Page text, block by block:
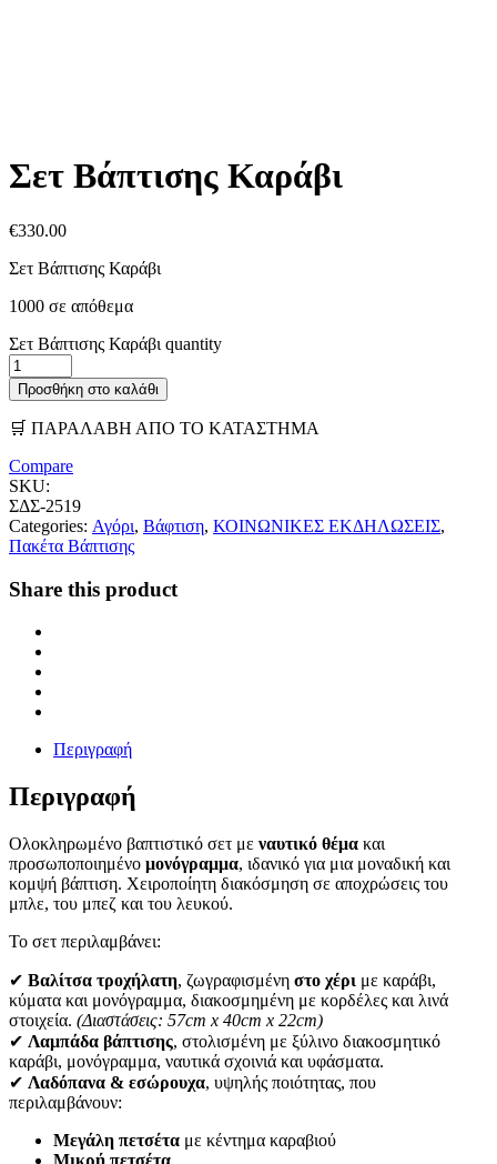
Σετ Βάπτισης Καράβι
€330.00
Σετ Βάπτισης Καράβι
1000 σε απόθεμα
Σετ Βάπτισης Καράβι quantity
Προσθήκη στο καλάθι
🛒 ΠΑΡΑΛΑΒΗ ΑΠΟ ΤΟ ΚΑΤΑΣΤΗΜΑ
Compare
SKU:
ΣΔΣ-2519
Categories: Αγόρι, Βάφτιση, ΚΟΙΝΩΝΙΚΕΣ ΕΚΔΗΛΩΣΕΙΣ,
Πακέτα Βάπτισης
Share this product
Περιγραφή
Περιγραφή
Ολοκληρωμένο βαπτιστικό σετ με ναυτικό θέμα και
προσωποποιημένο μονόγραμμα, ιδανικό για μια μοναδική και
κομψή βάπτιση. Χειροποίητη διακόσμηση σε αποχρώσεις του
μπλε, του μπεζ και του λευκού.
Το σετ περιλαμβάνει:
✔ Βαλίτσα τροχήλατη, ζωγραφισμένη στο χέρι με καράβι,
κύματα και μονόγραμμα, διακοσμημένη με κορδέλες και λινά
στοιχεία. (Διαστάσεις: 57cm x 40cm x 22cm)
✔ Λαμπάδα βάπτισης, στολισμένη με ξύλινο διακοσμητικό
καράβι, μονόγραμμα, ναυτικά σχοινιά και υφάσματα.
✔ Λαδόπανα & εσώρουχα, υψηλής ποιότητας, που
περιλαμβάνουν:
Μεγάλη πετσέτα με κέντημα καραβιού